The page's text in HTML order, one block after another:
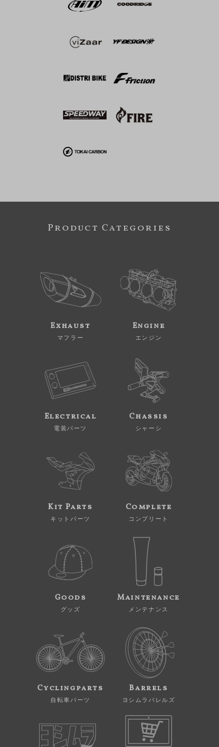
Product Categories
Exhaust
マフラー
Engine
エンジン
Electrical
電装パーツ
Chassis
シャーシ
Kit Parts
キットパーツ
Complete
コンプリート
Goods
グッズ
Maintenance
メンテナンス
Cyclingparts
自転車パーツ
Barrels
ヨシムラバレルズ